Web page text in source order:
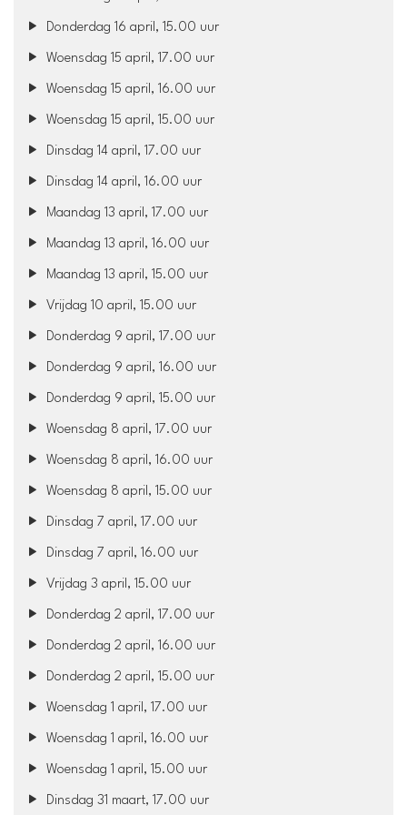
Donderdag 16 april, 15.00 uur
Woensdag 15 april, 17.00 uur
Woensdag 15 april, 16.00 uur
Woensdag 15 april, 15.00 uur
Dinsdag 14 april, 17.00 uur
Dinsdag 14 april, 16.00 uur
Maandag 13 april, 17.00 uur
Maandag 13 april, 16.00 uur
Maandag 13 april, 15.00 uur
Vrijdag 10 april, 15.00 uur
Donderdag 9 april, 17.00 uur
Donderdag 9 april, 16.00 uur
Donderdag 9 april, 15.00 uur
Woensdag 8 april, 17.00 uur
Woensdag 8 april, 16.00 uur
Woensdag 8 april, 15.00 uur
Dinsdag 7 april, 17.00 uur
Dinsdag 7 april, 16.00 uur
Vrijdag 3 april, 15.00 uur
Donderdag 2 april, 17.00 uur
Donderdag 2 april, 16.00 uur
Donderdag 2 april, 15.00 uur
Woensdag 1 april, 17.00 uur
Woensdag 1 april, 16.00 uur
Woensdag 1 april, 15.00 uur
Dinsdag 31 maart, 17.00 uur